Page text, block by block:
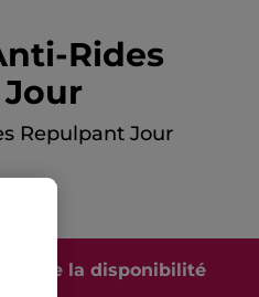
Rides
Repulpant Jour
AVIS
de la disponibilité